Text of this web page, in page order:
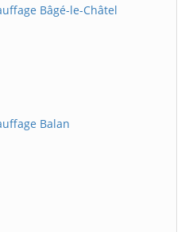
Bâgé-le-Châtel
Balan